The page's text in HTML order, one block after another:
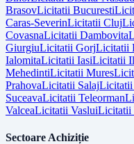
BrasovLicitatii Bucuresti
Caras-SeverinLicitatii Cluj
CovasnaLicitatii Dambovita
GiurgiuLicitatii GorjLicitatii
IalomitaLicitatii IasiLicitatii
MehedintiLicitatii Mures
PrahovaLicitatii SalajLicitatii
SuceavaLicitatii Teleorman
ValceaLicitatii VasluiLicitatii
Sectoare Achiziție